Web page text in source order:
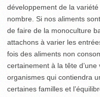
développement de la
nombre. Si nos aliments
de faire de la monoculture
attachons à varier les
fois des aliments non
certainement à la tête
organismes qui contiendra
certaines familles et